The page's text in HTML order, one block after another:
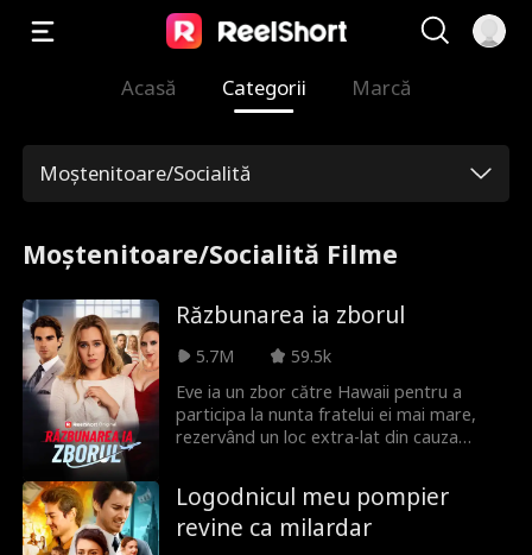
Acasă Categorii Marcă
Moștenitoare/Socialită
Moștenitoare/Socialită Filme
Răzbunarea ia zborul
5.7M
59.5k
Eve ia un zbor către Hawaii pentru a
participa la nunta fratelui ei mai mare,
rezervând un loc extra-lat din cauza
neplăcută și fiul ei obraznic cer ca Eve să
schimbe locurile cu ei. Copilul se împiedică
din cauza turbulențelor, iar mama sa cere
Logodnicul meu pompier
revine ca milardar